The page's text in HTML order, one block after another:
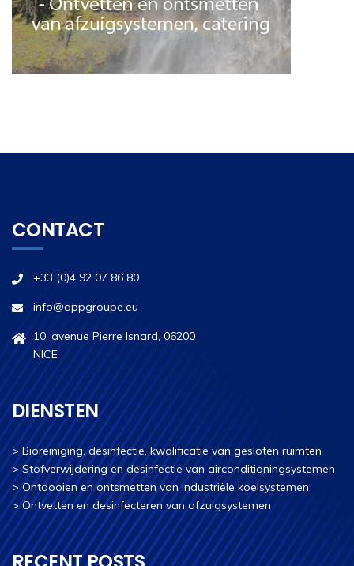
CONTACT
+33 (0)4 92 07 86 80
info@appgroupe.eu
10, avenue Pierre Isnard, 06200
NICE
DIENSTEN
>Bioreiniging, desinfectie, kwalificatie van gesloten ruimten
>Stofverwijdering en desinfectie van airconditioningsystemen
>Ontdooien en ontsmetten van industriële koelsystemen
>Ontvetten en desinfecteren van afzuigsystemen